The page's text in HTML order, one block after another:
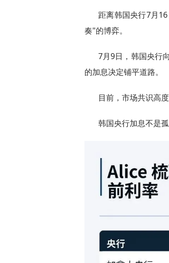
距离韩国央行7月
奏"的博弈。
7月9日，韩国央行
的加息决定铺平道路。
目前，市场共识高
韩国央行加息不是